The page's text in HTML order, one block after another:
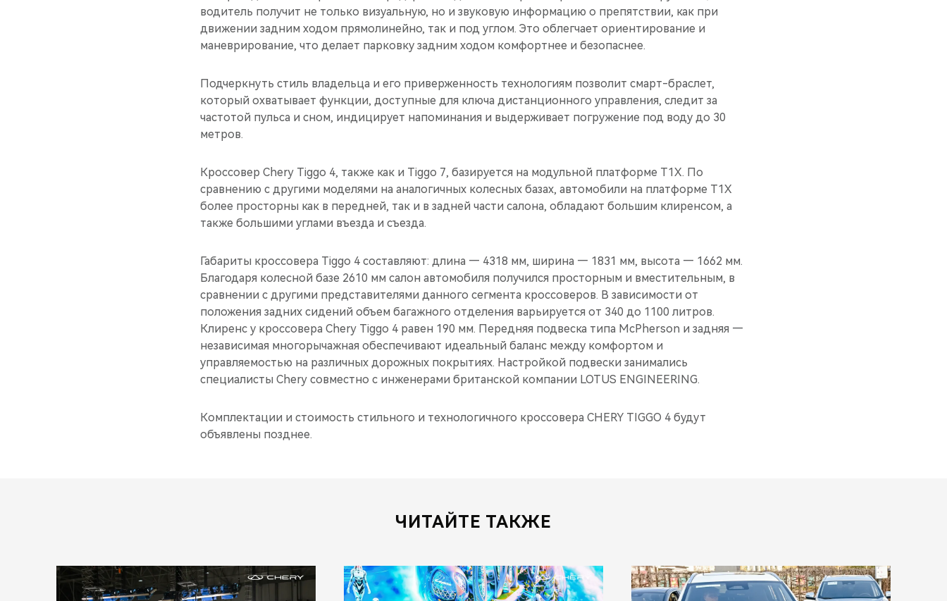
водитель получит не только визуальную, но и звуковую информацию о препятствии, как при
движении задним ходом прямолинейно, так и под углом. Это облегчает ориентирование и
маневрирование, что делает парковку задним ходом комфортнее и безопаснее.
Подчеркнуть стиль владельца и его приверженность технологиям позволит смарт-браслет,
который охватывает функции, доступные для ключа дистанционного управления, следит за
частотой пульса и сном, индицирует напоминания и выдерживает погружение под воду до 30
метров.
Кроссовер Chery Tiggo 4, также как и Tiggo 7, базируется на модульной платформе T1X. По
сравнению с другими моделями на аналогичных колесных базах, автомобили на платформе T1X
более просторны как в передней, так и в задней части салона, обладают большим клиренсом, а
также большими углами въезда и съезда.
Габариты кроссовера Tiggo 4 составляют: длина — 4318 мм, ширина — 1831 мм, высота — 1662 мм.
Благодаря колесной базе 2610 мм салон автомобиля получился просторным и вместительным, в
сравнении с другими представителями данного сегмента кроссоверов. В зависимости от
положения задних сидений объем багажного отделения варьируется от 340 до 1100 литров.
Клиренс у кроссовера Chery Tiggo 4 равен 190 мм. Передняя подвеска типа McPherson и задняя —
независимая многорычажная обеспечивают идеальный баланс между комфортом и
управляемостью на различных дорожных покрытиях. Настройкой подвески занимались
специалисты Chery совместно с инженерами британской компании LOTUS ENGINEERING.
Комплектации и стоимость стильного и технологичного кроссовера CHERY TIGGO 4 будут
объявлены позднее.
ЧИТАЙТЕ ТАКЖЕ